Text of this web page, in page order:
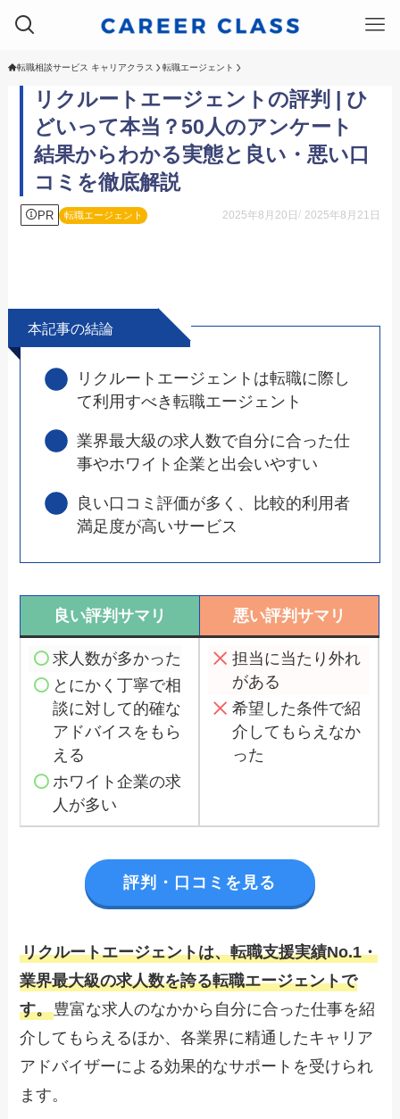
転職相談サービス キャリアクラス 転職エージェント
リクルートエージェントの評判 | ひ
どいって本当？50人のアンケート
結果からわかる実態と良い・悪い口
コミを徹底解説
PR 転職エージェント 2025年8月20日 2025年8月21日
本記事の結論
リクルートエージェントは転職に際し
て利用すべき転職エージェント
業界最大級の求人数で自分に合った仕
事やホワイト企業と出会いやすい
良い口コミ評価が多く、比較的利用者
満足度が高いサービス
良い評判サマリ 悪い評判サマリ
求人数が多かった
とにかく丁寧で相
談に対して的確な
アドバイスをもら
える
ホワイト企業の求
人が多い
担当に当たり外れ
がある
希望した条件で紹
介してもらえなか
った
評判・口コミを見る
リクルートエージェントは、転職支援実績No.1・
業界最大級の求人数を誇る転職エージェントで
す。豊富な求人のなかから自分に合った仕事を紹
介してもらえるほか、各業界に精通したキャリア
アドバイザーによる効果的なサポートを受けられ
ます。